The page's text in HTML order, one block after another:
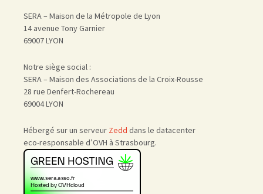
SERA – Maison de la Métropole de Lyon
14 avenue Tony Garnier
69007 LYON
Notre siège social :
SERA – Maison des Associations de la Croix-Rousse
28 rue Denfert-Rochereau
69004 LYON
Hébergé sur un serveur Zedd dans le datacenter
eco-responsable d’OVH à Strasbourg.